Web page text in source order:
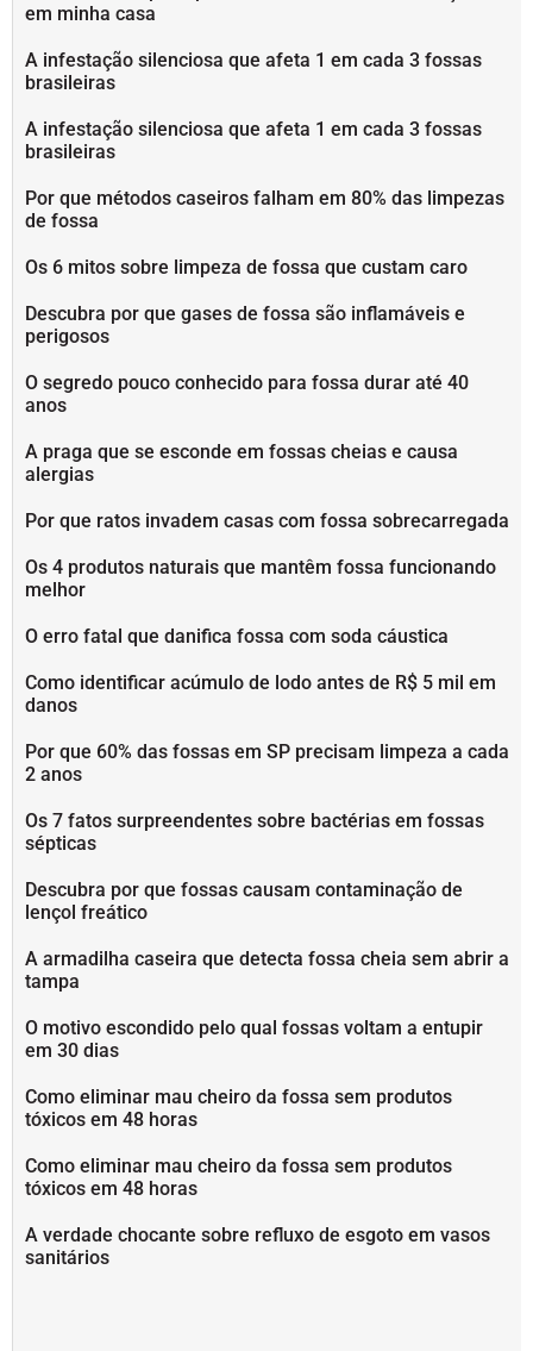
em minha casa
A infestação silenciosa que afeta 1 em cada 3 fossas
brasileiras
A infestação silenciosa que afeta 1 em cada 3 fossas
brasileiras
Por que métodos caseiros falham em 80% das limpezas
de fossa
Os 6 mitos sobre limpeza de fossa que custam caro
Descubra por que gases de fossa são inflamáveis e
perigosos
O segredo pouco conhecido para fossa durar até 40
anos
A praga que se esconde em fossas cheias e causa
alergias
Por que ratos invadem casas com fossa sobrecarregada
Os 4 produtos naturais que mantêm fossa funcionando
melhor
O erro fatal que danifica fossa com soda cáustica
Como identificar acúmulo de lodo antes de R$ 5 mil em
danos
Por que 60% das fossas em SP precisam limpeza a cada
2 anos
Os 7 fatos surpreendentes sobre bactérias em fossas
sépticas
Descubra por que fossas causam contaminação de
lençol freático
A armadilha caseira que detecta fossa cheia sem abrir a
tampa
O motivo escondido pelo qual fossas voltam a entupir
em 30 dias
Como eliminar mau cheiro da fossa sem produtos
tóxicos em 48 horas
Como eliminar mau cheiro da fossa sem produtos
tóxicos em 48 horas
A verdade chocante sobre refluxo de esgoto em vasos
sanitários